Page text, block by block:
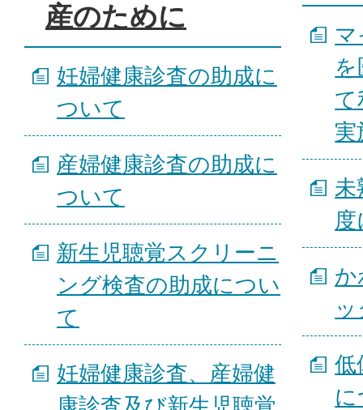
産のために
妊婦健康診査の助成に
ついて
産婦健康診査の助成に
ついて
新生児聴覚スクリーニ
ング検査の助成につい
て
妊婦健康診査、産婦健
て
実
未
か
低